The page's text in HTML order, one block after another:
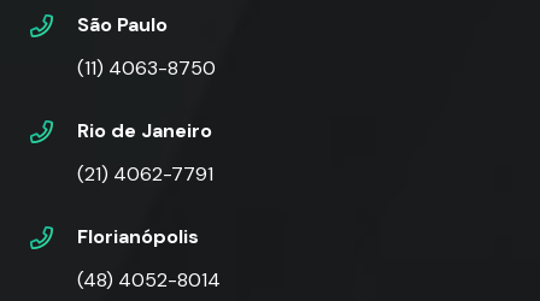
São Paulo
(11) 4063-8750
Rio de Janeiro
(21) 4062-7791
Florianópolis
(48) 4052-8014